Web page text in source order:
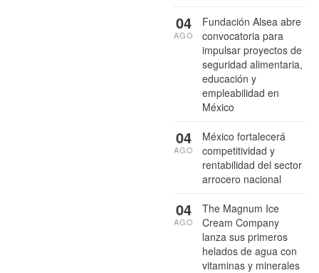
Fundación Alsea abre
convocatoria para
impulsar proyectos de
seguridad alimentaria,
educación y
empleabilidad en
México
04
AGO
México fortalecerá
competitividad y
rentabilidad del sector
arrocero nacional
04
AGO
The Magnum Ice
Cream Company
lanza sus primeros
helados de agua con
vitaminas y minerales
04
AGO